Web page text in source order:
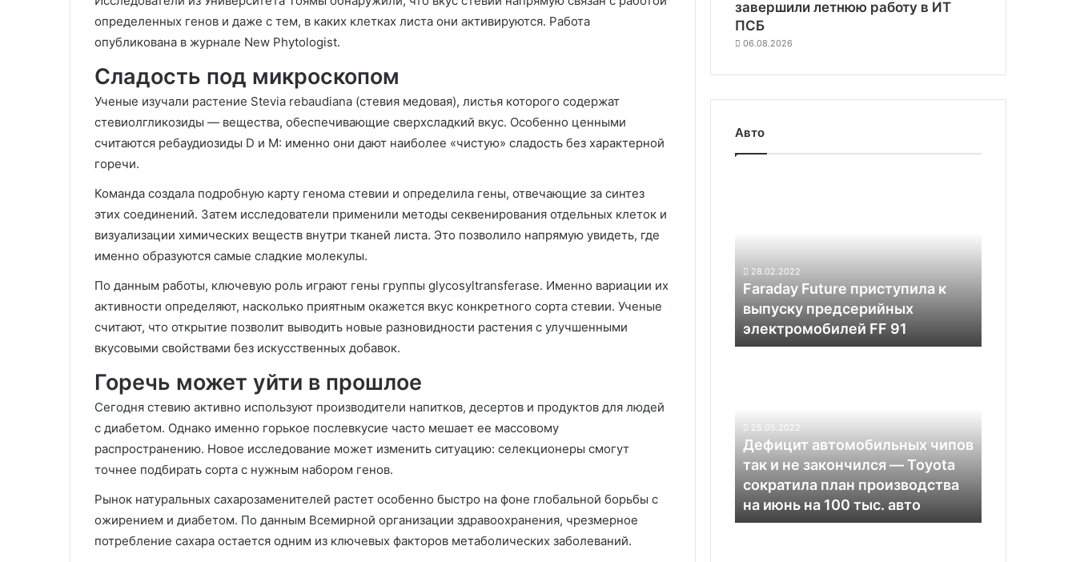
определенных генов и даже с тем, в каких клетках листа они активируются. Работа
опубликована в журнале New Phytologist.
Сладость под микроскопом
Ученые изучали растение Stevia rebaudiana (стевия медовая), листья которого содержат
стевиолгликозиды — вещества, обеспечивающие сверхсладкий вкус. Особенно ценными
считаются ребаудиозиды D и M: именно они дают наиболее «чистую» сладость без характерной
горечи.
Команда создала подробную карту генома стевии и определила гены, отвечающие за синтез
этих соединений. Затем исследователи применили методы секвенирования отдельных клеток и
визуализации химических веществ внутри тканей листа. Это позволило напрямую увидеть, где
именно образуются самые сладкие молекулы.
По данным работы, ключевую роль играют гены группы glycosyltransferase. Именно вариации их
активности определяют, насколько приятным окажется вкус конкретного сорта стевии. Ученые
считают, что открытие позволит выводить новые разновидности растения с улучшенными
вкусовыми свойствами без искусственных добавок.
Горечь может уйти в прошлое
Сегодня стевию активно используют производители напитков, десертов и продуктов для людей
с диабетом. Однако именно горькое послевкусие часто мешает ее массовому
распространению. Новое исследование может изменить ситуацию: селекционеры смогут
точнее подбирать сорта с нужным набором генов.
Рынок натуральных сахарозаменителей растет особенно быстро на фоне глобальной борьбы с
ожирением и диабетом. По данным Всемирной организации здравоохранения, чрезмерное
потребление сахара остается одним из ключевых факторов метаболических заболеваний.
завершили летнюю работу в ИТ
ПСБ
06.08.2026
Авто
электромобилей
FF
91
28.02.2022
Faraday Future приступила к
выпуску предсерийных
электромобилей FF 91
не
закончился
Toyota
сократила
план
25.05.2022
Дефицит автомобильных чипов
так и не закончился — Toyota
сократила план производства
на июнь на 100 тыс. авто